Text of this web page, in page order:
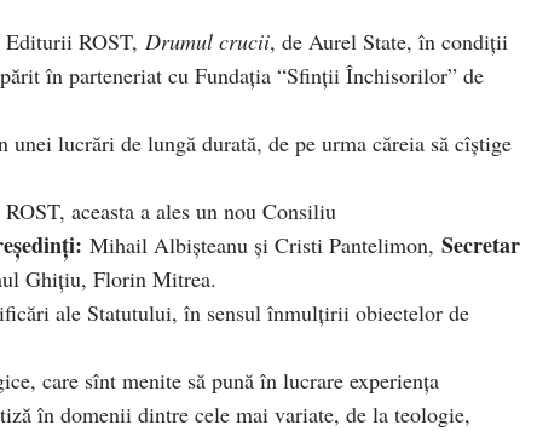
Editurii ROST, Drumul crucii, de Aurel State, în condiţii
în parteneriat cu Fundaţia “Sfinţii Închisorilor” de
unei lucrări de lungă durată, de pe urma căreia să cîştige
aceasta a ales un nou Consiliu
Mihail Albişteanu şi Cristi Pantelimon, Secretar
Ghiţiu, Florin Mitrea.
ale Statutului, în sensul înmulţirii obiectelor de
care sînt menite să pună în lucrare experienţa
în domenii dintre cele mai variate, de la teologie,